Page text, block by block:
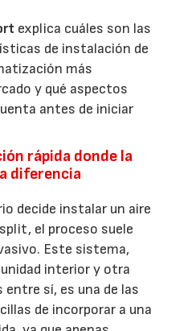
explica cuáles son las
de instalación de
más
y qué aspectos
antes de iniciar
rápida donde la
diferencia
decide instalar un aire
el proceso suele
Este sistema,
interior y otra
sí, es una de las
de incorporar a una